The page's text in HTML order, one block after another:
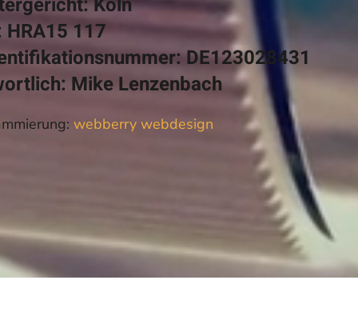
117
DE123028431
Mike Lenzenbach
webberry webdesign